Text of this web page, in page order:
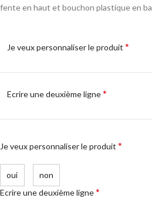
fente en haut et bouchon plastique en
Je veux personnaliser le produit *
Ecrire une deuxième ligne*
Je veux personnaliser le produit *
oui
non
Ecrire une deuxième ligne*